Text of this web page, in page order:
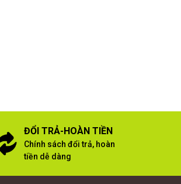
ĐỔI TRẢ-HOÀN TIỀN
Chính sách đổi trả, hoàn
tiền dễ dàng